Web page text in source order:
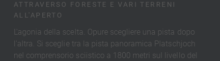
ATTRAVERSO FORESTE E VARI TERRENI
ALL'APERTO
L'agonia della scelta. Opure scegliere una pista dopo
l'altra. Si sceglie tra la pista panoramica Platschjoch
nel comprensorio sciistico a 1800 metri sul livello del